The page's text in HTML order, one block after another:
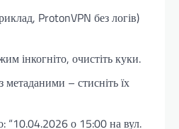
ProtonVPN без логів)
інкогніто, очистіть куки.
– стисніть їх
“10.04.2026 о 15:00 на вул.